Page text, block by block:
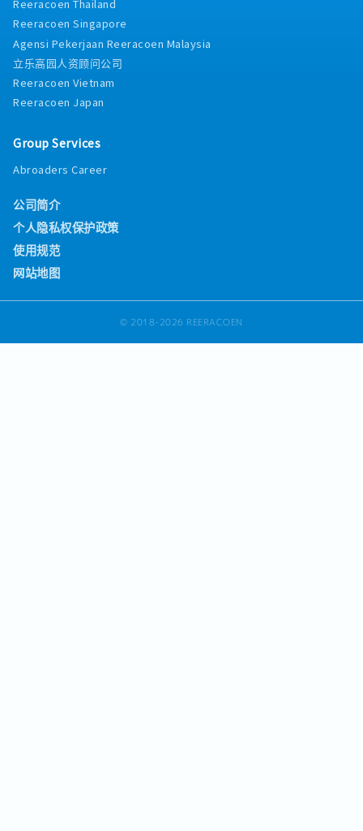
Reeracoen Thailand
Reeracoen Singapore
Agensi Pekerjaan Reeracoen Malaysia
立乐高园人资顾问公司
Reeracoen Vietnam
Reeracoen Japan
Group Services
Abroaders Career
公司简介
个人隐私权保护政策
使用规范
网站地图
© 2018-2026 REERACOEN